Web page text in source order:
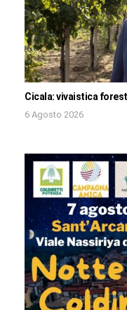
Cicala: vivaistica
6 Agosto 2026